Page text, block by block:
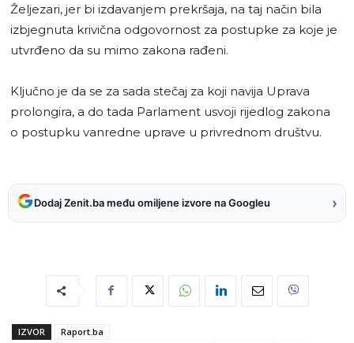
Željezari, jer bi izdavanjem prekršaja, na taj način bila
izbjegnuta krivična odgovornost za postupke za koje je
utvrđeno da su mimo zakona rađeni.
Ključno je da se za sada stečaj za koji navija Uprava
prolongira, a do tada Parlament usvoji rijedlog zakona
o postupku vanredne uprave u privrednom društvu.
Dodaj Zenit.ba među omiljene izvore na Googleu ›
IZVOR
Raport.ba